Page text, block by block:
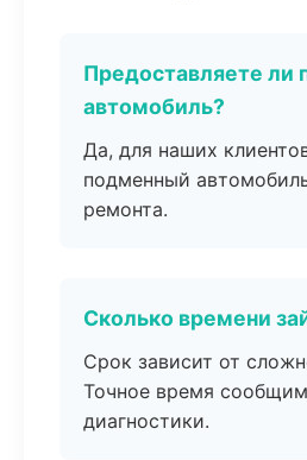
Предоставляете ли
автомобиль?
Да, для наших
подменный
ремонта.
Сколько времени
Срок зависит от
Точное время
диагностики.